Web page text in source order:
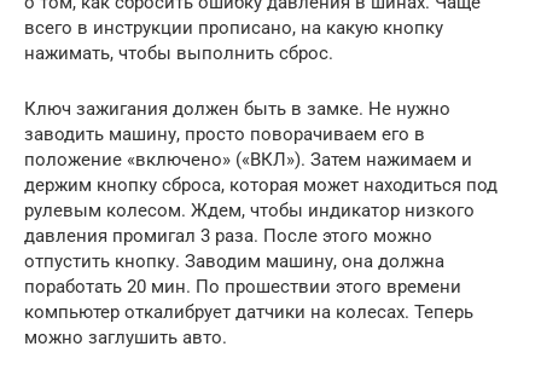
всего в инструкции прописано, на какую кнопку
нажимать, чтобы выполнить сброс.
Ключ зажигания должен быть в замке. Не нужно
заводить машину, просто поворачиваем его в
положение «включено» («ВКЛ»). Затем нажимаем и
держим кнопку сброса, которая может находиться под
рулевым колесом. Ждем, чтобы индикатор низкого
давления промигал 3 раза. После этого можно
отпустить кнопку. Заводим машину, она должна
поработать 20 мин. По прошествии этого времени
компьютер откалибрует датчики на колесах. Теперь
можно заглушить авто.